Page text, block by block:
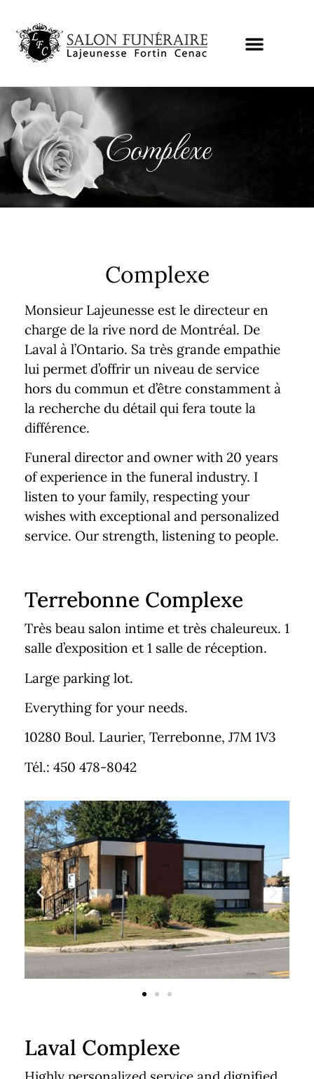
Complexe
Complexe
Monsieur Lajeunesse est le directeur en
charge de la rive nord de Montréal. De
Laval à l’Ontario. Sa très grande empathie
lui permet d’offrir un niveau de service
hors du commun et d’être constamment à
la recherche du détail qui fera toute la
différence.
Funeral director and owner with 20 years
of experience in the funeral industry. I
listen to your family, respecting your
wishes with exceptional and personalized
service. Our strength, listening to people.
Terrebonne Complexe
Très beau salon intime et très chaleureux. 1
salle d’exposition et 1 salle de réception.
Large parking lot.
Everything for your needs.
10280 Boul. Laurier, Terrebonne, J7M 1V3
Tél.: 450 478-8042
Laval Complexe